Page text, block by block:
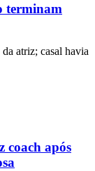
terminam
atriz; casal havia
coach após